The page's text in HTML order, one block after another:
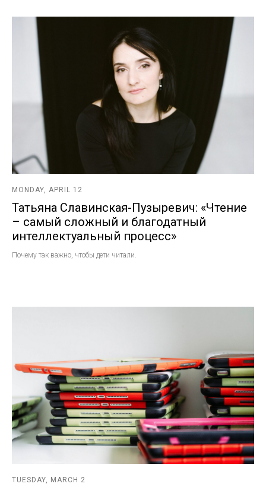
MONDAY, APRIL 12
Татьяна Славинская-Пузыревич: «Чтение
– самый сложный и благодатный
интеллектуальный процесс»
Почему так важно, чтобы дети читали.
TUESDAY, MARCH 2